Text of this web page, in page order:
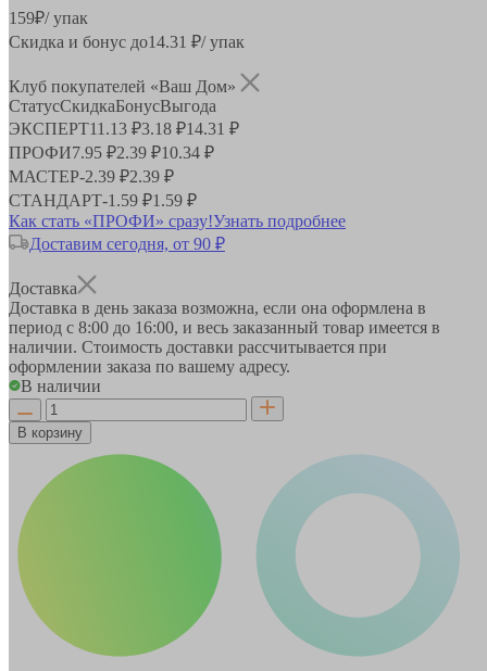
159₽/ упак
Скидка и бонус до14.31 ₽/ упак
Клуб покупателей «Ваш Дом»
СтатусСкидкаБонусВыгода
ЭКСПЕРТ11.13 ₽3.18 ₽14.31 ₽
ПРОФИ7.95 ₽2.39 ₽10.34 ₽
МАСТЕР-2.39 ₽2.39 ₽
СТАНДАРТ-1.59 ₽1.59 ₽
Как стать «ПРОФИ» сразу!Узнать подробнее
Доставим сегодня, от 90 ₽
Доставка
Доставка в день заказа возможна, если она оформлена в
период с 8:00 до 16:00, и весь заказанный товар имеется в
наличии. Стоимость доставки рассчитывается при
оформлении заказа по вашему адресу.
В наличии
В корзину